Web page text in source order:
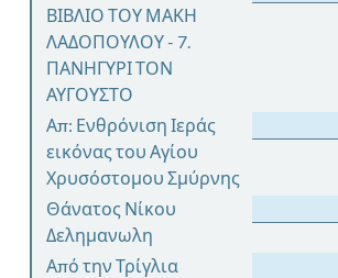
ΒΙΒΛΙΟ ΤΟΥ ΜΑΚΗ
ΛΑΔΟΠΟΥΛΟΥ - 7.
ΠΑΝΗΓΥΡΙ ΤΟΝ
ΑΥΓΟΥΣΤΟ
Απ: Ενθρόνιση Ιεράς
εικόνας του Αγίου
Χρυσόστομου Σμύρνης
Θάνατος Νίκου
Δελημανωλη
Από την Τρίγλια